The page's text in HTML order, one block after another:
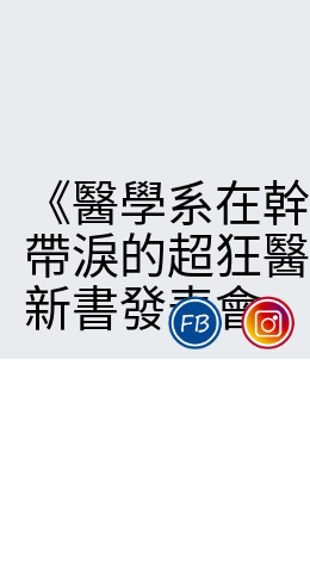
《醫學系在
帶淚的超狂
新書發表會